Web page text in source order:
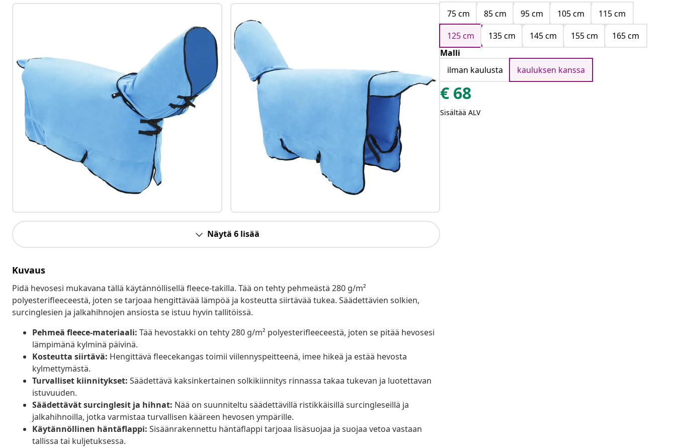
Näytä 6 lisää
Kuvaus
Pidä hevosesi mukavana tällä käytännöllisellä fleece-takilla. Tää on tehty pehmeästä 280 g/m²
polyesterifleeceestä, joten se tarjoaa hengittävää lämpöä ja kosteutta siirtävää tukea. Säädettävien solkien,
surcinglesien ja jalkahihnojen ansiosta se istuu hyvin tallitöissä.
Pehmeä fleece-materiaali: Tää hevostakki on tehty 280 g/m² polyesterifleeceestä, joten se pitää hevosesi
lämpimänä kylminä päivinä.
Kosteutta siirtävä: Hengittävä fleecekangas toimii viilennyspeitteenä, imee hikeä ja estää hevosta
kylmettymästä.
Turvalliset kiinnitykset: Säädettävä kaksinkertainen solkikiinnitys rinnassa takaa tukevan ja luotettavan
istuvuuden.
Säädettävät surcinglesit ja hihnat: Nää on suunniteltu säädettävillä ristikkäisillä surcingleseillä ja
jalkahihnoilla, jotka varmistaa turvallisen kääreen hevosen ympärille.
Käytännöllinen häntäflappi: Sisäänrakennettu häntäflappi tarjoaa lisäsuojaa ja suojaa vetoa vastaan
tallissa tai kuljetuksessa.
75 cm
85 cm 95 cm 105 cm
115 cm
125 cm
135 cm 145 cm 155 cm
165 cm
Malli
ilman kaulusta
kauluksen kanssa
€ 68
Sisältää ALV